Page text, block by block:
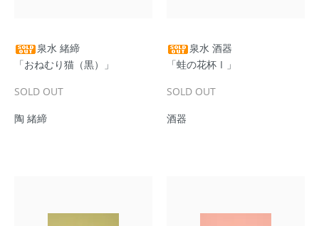
泉水 緒締
「おねむり猫（黒）」
SOLD OUT
陶 緒締
泉水 酒器
「蛙の花杯Ⅰ」
SOLD OUT
酒器